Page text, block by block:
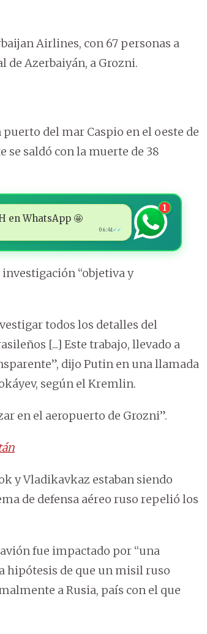
Airlines, con 67 personas a
de Azerbaiyán, a Grozni.
del mar Caspio en el oeste de
saldó con la muerte de 38
en WhatsApp 🤩
06:41✓✓
1
“objetiva y
todos los detalles del
[...] Este trabajo, llevado a
dijo Putin en una llamada
según el Kremlin.
en el aeropuerto de Grozni”.
y Vladikavkaz estaban siendo
de defensa aéreo ruso repelió los
fue impactado por “una
hipótesis de que un misil ruso
a Rusia, país con el que